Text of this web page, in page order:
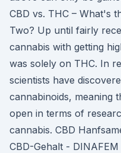
CBD vs. THC – What's
Two? Up until fairly
cannabis with getting
was solely on THC. In
scientists have
cannabinoids, meaning
open in terms of
cannabis. CBD
CBD-Gehalt -